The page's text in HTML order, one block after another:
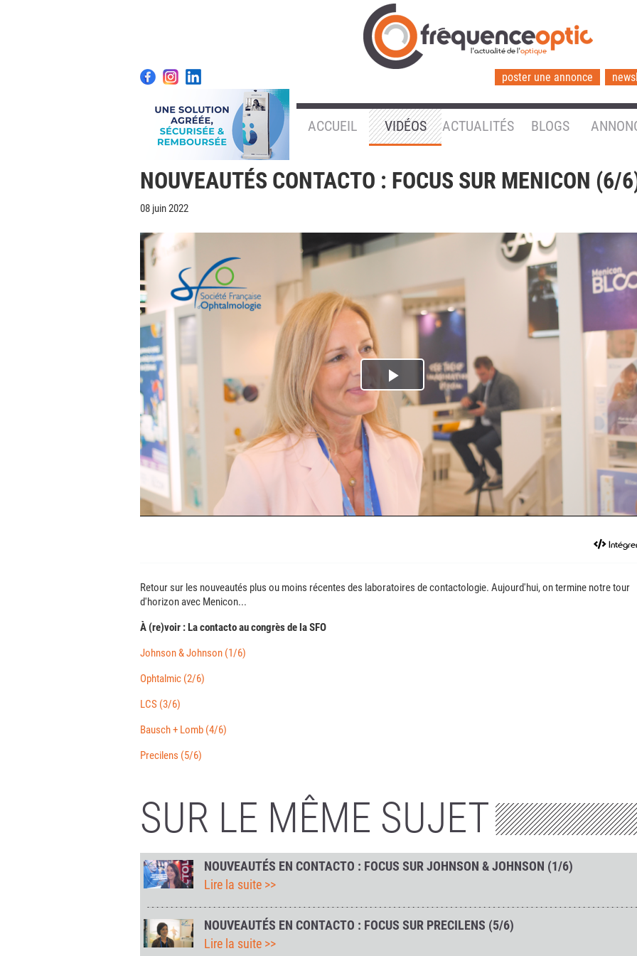
l'actualité de l'optique
poster une annonce
ACCUEIL VIDÉOS ACTUALITÉS BLOGS
NOUVEAUTÉS CONTACTO : FOCUS SUR MENICON (6/
08 juin 2022
Play
Video
Retour sur les nouveautés plus ou moins récentes des laboratoires de contactologie. Aujourd'hui, on termine notre tour
d'horizon avec Menicon...
À (re)voir : La contacto au congrès de la SFO
Johnson & Johnson (1/6)
Ophtalmic (2/6)
LCS (3/6)
Bausch + Lomb (4/6)
Precilens (5/6)
SUR LE MÊME SUJET
NOUVEAUTÉS EN CONTACTO : FOCUS SUR JOHNSON & JOHNSON (1/6)
Lire la suite >>
NOUVEAUTÉS EN CONTACTO : FOCUS SUR PRECILENS (5/6)
Lire la suite >>